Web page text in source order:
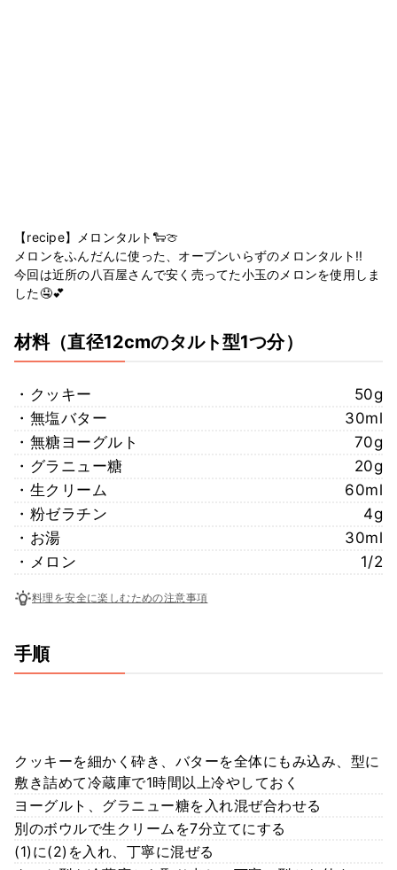
【recipe】メロンタルト🐑🍈
メロンをふんだんに使った、オーブンいらずのメロンタルト!!
今回は近所の八百屋さんで安く売ってた小玉のメロンを使用しま
した🤤💕
材料（直径12cmのタルト型1つ分）
・クッキー
50g
・無塩バター
30ml
・無糖ヨーグルト
70g
・グラニュー糖
20g
・生クリーム
60ml
・粉ゼラチン
4g
・お湯
30ml
・メロン
1/2
料理を安全に楽しむための注意事項
手順
クッキーを細かく砕き、バターを全体にもみ込み、型に
敷き詰めて冷蔵庫で1時間以上冷やしておく
ヨーグルト、グラニュー糖を入れ混ぜ合わせる
別のボウルで生クリームを7分立てにする
(1)に(2)を入れ、丁寧に混ぜる